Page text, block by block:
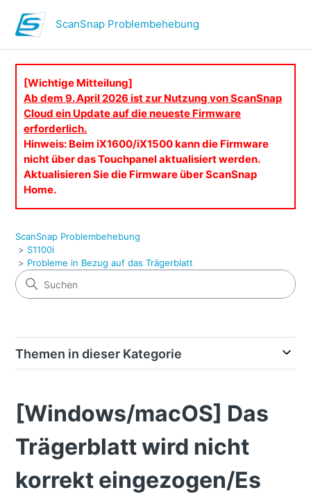
ScanSnap Problembehebung
[Wichtige Mitteilung]
Ab dem 9. April 2026 ist zur Nutzung von ScanSnap
Cloud ein Update auf die neueste Firmware
erforderlich.
Hinweis: Beim iX1600/iX1500 kann die Firmware
nicht über das Touchpanel aktualisiert werden.
Aktualisieren Sie die Firmware über ScanSnap
Home.
ScanSnap Problembehebung
S1100i
Probleme in Bezug auf das Trägerblatt
Themen in dieser Kategorie
[Windows/macOS] Das
Trägerblatt wird nicht
korrekt eingezogen/Es